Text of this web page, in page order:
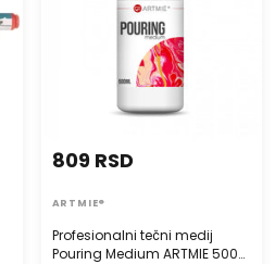
Profesionalni tečni medij
Pouring Medium ARTMIE 500
809 RSD
ARTMIE®